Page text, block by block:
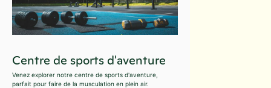
Centre de sports d'aventure
Venez explorer notre centre de sports d'aventure,
parfait pour faire de la musculation en plein air.